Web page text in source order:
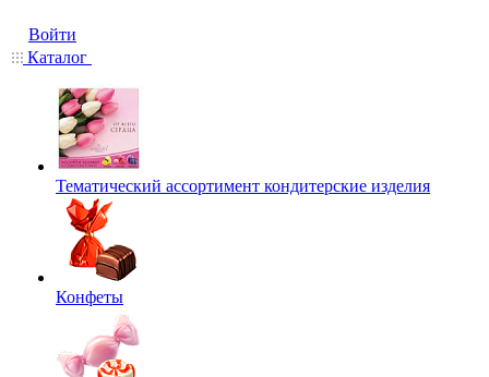
Войти
Каталог
Тематический ассортимент кондитерские изделия
Конфеты